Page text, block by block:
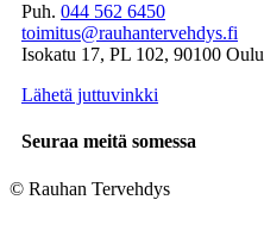
Puh. 044 562 6450
toimitus@rauhantervehdys.fi
Isokatu 17, PL 102, 90100 Oulu
Lähetä juttuvinkki
Seuraa meitä somessa
© Rauhan Tervehdys